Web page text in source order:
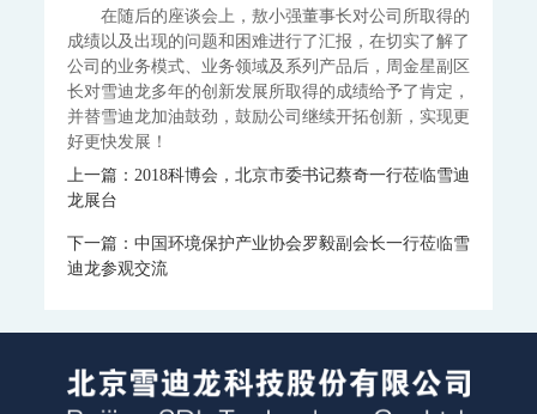
OZR8000-微量氧分析仪
THC8000-总碳氢分析仪 AZ8000-微量氮分析仪
分析小屋
普通/防爆型分析小屋
科学仪器
飞行时间二次离子质谱仪
SurfaceSeer I-飞行时间二次离子质谱仪
SurfaceSeer S-飞行时间二次离子质谱仪
PTR-TOF 4000-质子转移反应飞行时间质谱仪
MODEL 3080GC-MS II-便携式气相色谱质谱联用仪
在随后的座谈会上，敖小强董事长对公司所取得的
成绩以及出现的问题和困难进行了汇报，在切实了解了
公司的业务模式、业务领域及系列产品后，周金星副区
长对雪迪龙多年的创新发展所取得的成绩给予了肯定，
并替雪迪龙加油鼓劲，鼓励公司继续开拓创新，实现更
好更快发展！
上一篇：2018科博会，北京市委书记蔡奇一行莅临雪迪
龙展台
下一篇：中国环境保护产业协会罗毅副会长一行莅临雪
迪龙参观交流